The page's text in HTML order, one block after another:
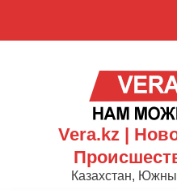
Vera.kz |
Казахстан,